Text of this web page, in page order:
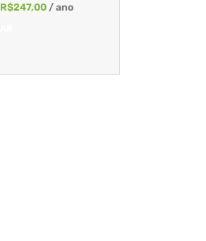
R$247,00 / ano